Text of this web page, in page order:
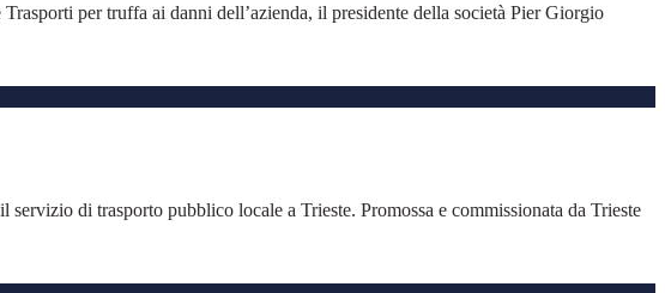
per truffa ai danni dell’azienda, il presidente della società Pier Giorgio
di trasporto pubblico locale a Trieste. Promossa e commissionata da Trieste